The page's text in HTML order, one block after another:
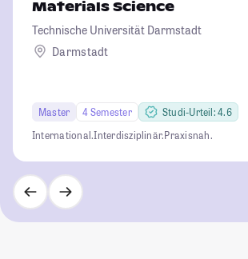
Materials Science
Technische Universität Darmstadt
Darmstadt
Master 4 Semester
Studi-Urteil: 4.6
International.Interdisziplinär.Praxisnah.